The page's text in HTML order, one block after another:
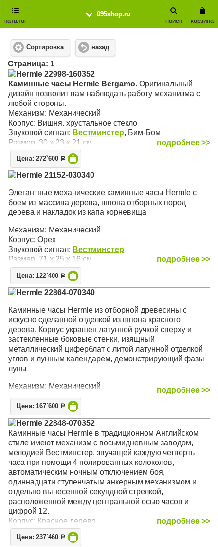
095shop.ru
каталог
корзина
поиск
Сортировка назад
Cтраница: 1
Hermle 22998-160352
Каминные часы Hermle Bergamo. Оригинальный
дизайн позволит вам наблюдать работу механизма с
любой стороны.
Механизм: Механический
Корпус: Вишня, хрустальное стекло
Звуковой сигнал: Вестминстер, Бим-Бом
Размер: 30 х 23 х 21 см
подробнее >>
Цена: 272`600 Р
Hermle 21152-030340
Элегантные механические каминные часы Hermle с
боем из массива дерева, шпона отборных пород
дерева и накладок из капа корневища
Механизм: Механический
Корпус: Орех
Звуковой сигнал: Вестминстер
Размер: 71 х 25 х 16 см
подробнее >>
Цена: 122`400 Р
Hermle 22864-070340
Каминные часы Hermle из отборной древесины c
искусно сделанной отделкой из шпона красного
дерева. Корпус украшен латунной ручкой сверху и
застекленные боковые стенки, изящный
металлический циферблат с литой латунной отделкой
углов и лунным календарем, демонстрирующий фазы
луны
Механизм: Механический
Корпус: Красное дерево
Звуковой сигнал:Westminster
Размер: 30 х 21 х 14 см
подробнее >>
Цена: 167`600 Р
Hermle 22848-070352
Каминные часы Hermle в традиционном Английском
стиле имеют механизм с восьмидневным заводом,
мелодией Вестминстер, звучащей каждую четверть
часа при помощи 4 полированных колоколов,
автоматическим ночным отключением боя,
одиннадцати ступенчатым анкерным механизмом и
отдельно вынесенной секундной стрелкой,
расположенной между центральной осью часов и
цифрой 12.
Корпус: Красное дерево
Звуковой сигнал:Вестминстер
Размер: 43 х 29,5 х 24,5 см
подробнее >>
Цена: 237`460 Р